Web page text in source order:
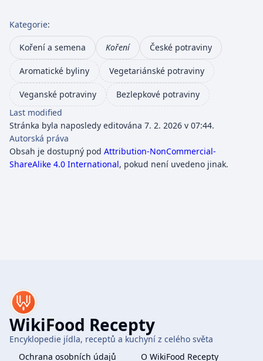
Kategorie:
Koření a semena Koření České potraviny
Aromatické byliny Vegetariánské potraviny
Veganské potraviny
Bezlepkové potraviny
Last modified
Stránka byla naposledy editována 7. 2. 2026 v 07:44.
Autorská práva
Obsah je dostupný pod Attribution-NonCommercial-
ShareAlike 4.0 International, pokud není uvedeno jinak.
WikiFood Recepty
Encyklopedie jídla, receptů a kuchyní z celého světa
Ochrana osobních údajů
O WikiFood Recepty